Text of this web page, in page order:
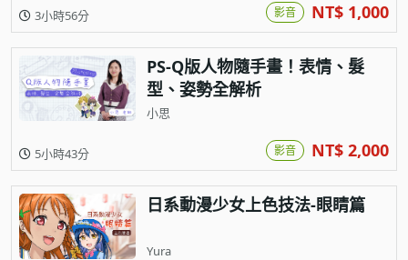
3小時56分 影音 NT$ 1,000
PS-Q版人物隨手畫！表情、髮
型、姿勢全解析
小思
5小時43分 影音 NT$ 2,000
日系動漫少女上色技法-眼睛篇
Yura